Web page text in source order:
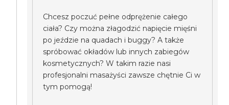
Chcesz poczuć pełne odprężenie całego
ciała? Czy można złagodzić napięcie mięśni
po jeździe na quadach i buggy? A także
spróbować okładów lub innych zabiegów
kosmetycznych? W takim razie nasi
profesjonalni masażyści zawsze chętnie Ci w
tym pomogą!